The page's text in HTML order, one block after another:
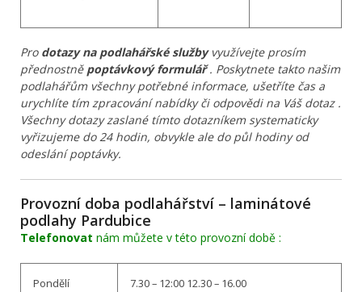
Pro dotazy na podlahářské službyvyužívejte prosím
přednostně poptávkový formulář. Poskytnete takto našim
podlahářům všechny potřebné informace, ušetříte čas a
urychlíte tím zpracování nabídky či odpovědi na Váš dotaz .
Všechny dotazy zaslané tímto dotazníkem systematicky
vyřizujeme do 24 hodin, obvykle ale do půl hodiny od
odeslání poptávky.
Provozní doba podlahářství – laminátové
podlahy Pardubice
Telefonovat nám můžete v této provozní době :
Pondělí 7.30 – 12:00 12.30 – 16.00